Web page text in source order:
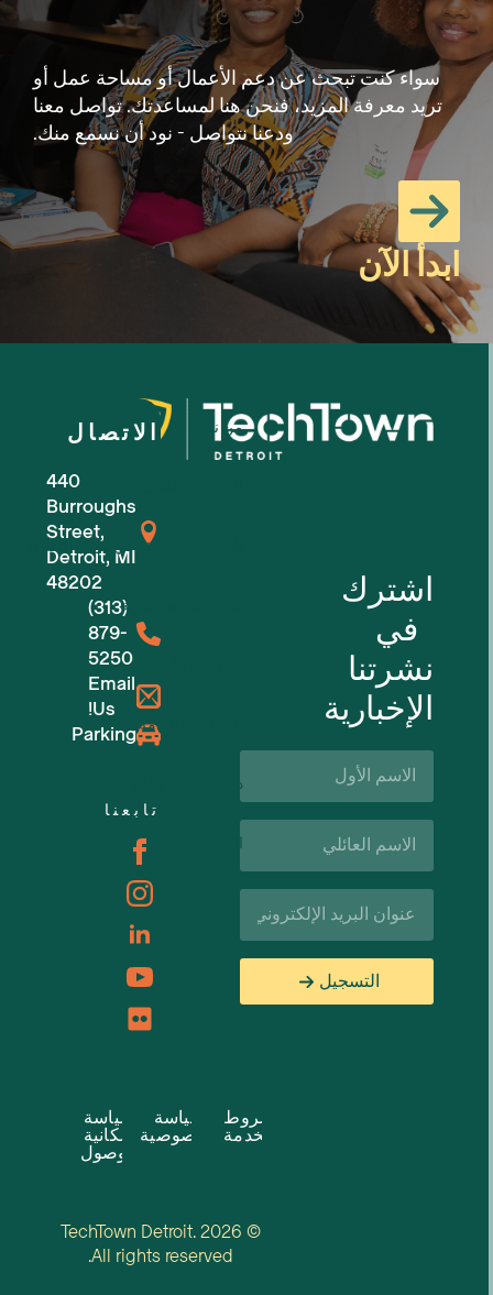
سواء كنت تبحث عن دعم الأعمال أو مساحة عمل أو
تريد معرفة المزيد، فنحن هنا لمساعدتك. تواصل معنا
ودعنا نتواصل - نود أن نسمع منك.
ابدأ الآن
اشترك
في
نشرتنا
الإخبارية
الاسم
الأول*
اسم
العائلة*
البريد
الإلكتروني*
التسجيل
من نحن
للشركات الناشئة في مجال التكنولوجيا
الفعاليات القادمة
دعم الأعمال والموارد
الوظائف
الاتصال
440
Burroughs
Street,
Detroit, MI
48202
(313)
879-
5250
Email
Us!
Parking
تابعنا
شروط
الخدمة
سياسة
الخصوصية
سياسة
إمكانية
الوصول
© 2026 TechTown Detroit.
All rights reserved.